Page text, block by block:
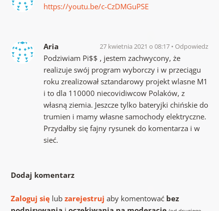
https://youtu.be/c-CzDMGuPSE
Aria 27 kwietnia 2021 o 08:17 Odpowiedz
Podziwiam Pi$$ , jestem zachwycony, że
realizuje swój program wyborczy i w przeciągu
roku zrealizował sztandarowy projekt wlasne M1
i to dla 110000 niecovidiwcow Polaków, z
własną ziemia. Jeszcze tylko bateryjki chińskie do
trumien i mamy własne samochody elektryczne.
Przydałby się fajny rysunek do komentarza i w
sieć.
Dodaj komentarz
Zaloguj sięlub zarejestruj aby komentować bez